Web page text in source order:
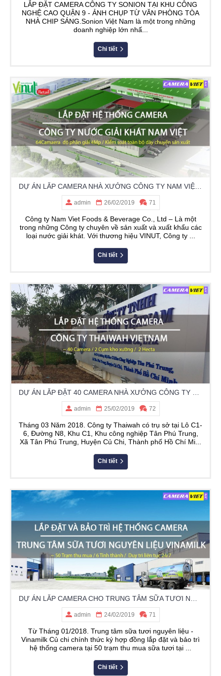
LẮP ĐẶT CAMERA CÔNG TY SONION TẠI KHU CÔNG
NGHỆ CAO QUẬN 9 - ẢNH CHỤP TỪ VĂN PHÒNG TÒA
NHÀ CHIP SÁNG.Sonion Việt Nam là một trong những
doanh nghiệp lớn nhấ...
Chi tiết
admin 26/02/2019 71
Công ty Nam Viet Foods & Beverage Co., Ltd – Là một
trong những Công ty chuyên về sản xuất và xuất khẩu các
loại nước giải khát. Với thương hiệu VINUT, Công ty ...
Chi tiết
admin 25/02/2019 72
Tháng 03 Năm 2018. Công ty Thaiwah có trụ sở tại Lô C1-
6, Đường N8, Khu C1, Khu công nghiệp Tân Phú Trung,
Xã Tân Phú Trung, Huyện Củ Chi, Thành phố Hồ Chí Mi...
Chi tiết
admin 24/02/2019 71
Từ Tháng 01/2018. Trung tâm sữa tươi nguyên liệu -
Vinamilk Củ chi chính thức ký hợp đồng lắp đặt và bảo trì
hệ thống camera tại 50 trạm thu mua sữa tươi tại ...
Chi tiết